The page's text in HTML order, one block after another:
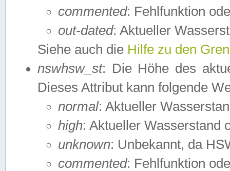
commented: Fehlfunktion
out-dated: Aktueller
Siehe auch die Hilfe zu den
nswhsw_st: Die Höhe des
Dieses Attribut kann folgende
normal: Aktueller
high: Aktueller Wasserstand
unknown: Unbekannt, da
commented: Fehlfunktion